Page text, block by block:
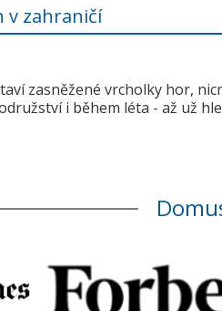
v zahraničí
zasněžené vrcholky hor,
i během léta - až už